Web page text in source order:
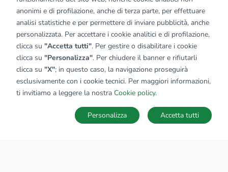
SALVA RICERCA
anonimi e di profilazione, anche di terza parte, per effettuare
analisi statistiche e per permettere di inviare pubblicità, anche
personalizzata. Per accettare i cookie analitici e di profilazione,
clicca su "Accetta tutti". Per gestire o disabilitare i cookie
clicca su "Personalizza". Per chiudere il banner e rifiutarli
clicca su "X"; in questo caso, la navigazione proseguirà
esclusivamente con i cookie tecnici. Per maggiori informazioni,
ti invitiamo a leggere la nostra Cookie policy.
Accetta tutti
Personalizza